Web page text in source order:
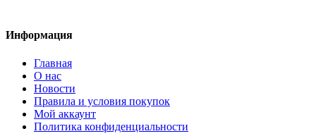
Информация
Главная
О нас
Новости
Правила и условия покупок
Мой аккаунт
Политика конфиденциальности